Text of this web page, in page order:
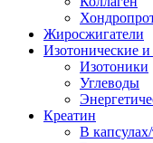
Жиросжигатели
Изотонические
Изотоники
Углеводы
Креатин
В